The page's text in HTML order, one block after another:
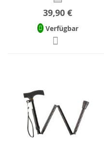
39,90 €
Verfügbar